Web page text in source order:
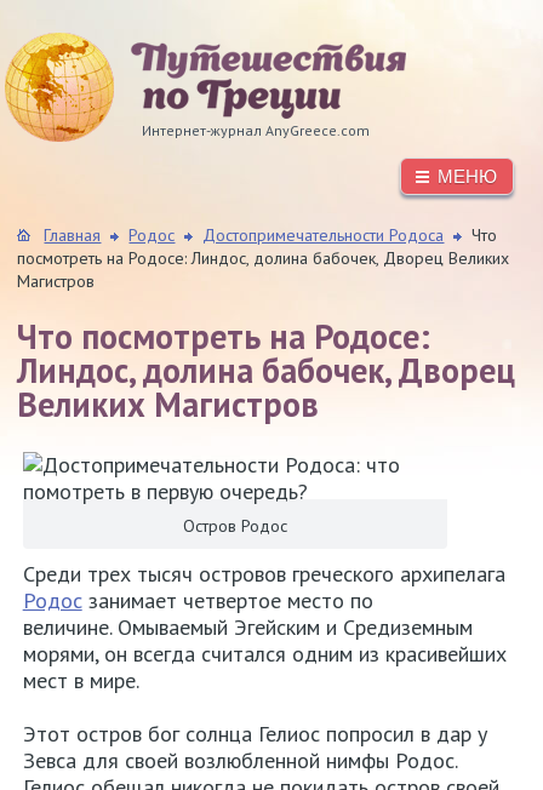
Интернет-журнал AnyGreece.com
МЕНЮ
Главная Родос Достопримечательности Родоса
Что
посмотреть на Родосе: Линдос, долина бабочек, Дворец Великих
Магистров
Что посмотреть на Родосе:
Линдос, долина бабочек, Дворец
Великих Магистров
Остров Родос
Среди трех тысяч островов греческого архипелага
Родосзанимает четвертое место по
величине. Омываемый Эгейским и Средиземным
морями, он всегда считался одним из красивейших
мест в мире.
Этот остров бог солнца Гелиос попросил в дар у
Зевса для своей возлюбленной нимфы Родос.